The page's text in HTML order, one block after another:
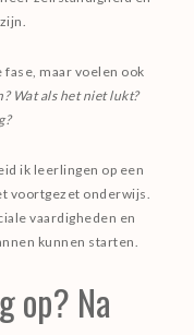
maar voelen ook
Wat als het niet lukt?
ik leerlingen op een
voortgezet onderwijs.
vaardigheden en
kunnen starten.
op? Na